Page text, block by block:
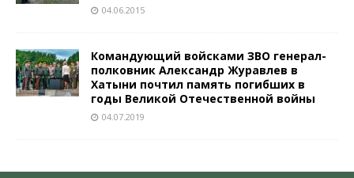
04.06.2015
Командующий войсками ЗВО генерал-
полковник Александр Журавлев в
Хатыни почтил память погибших в
годы Великой Отечественной войны
04.07.2019